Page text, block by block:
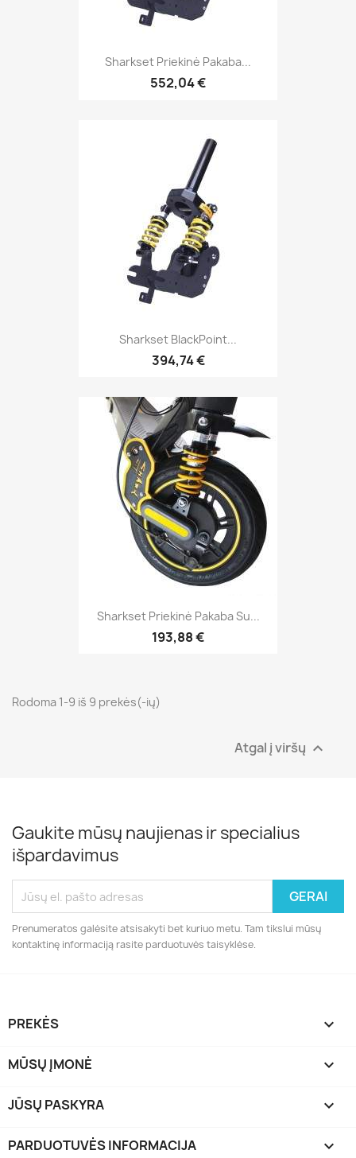
Sharkset Priekinė Pakaba...
552,04 €
Sharkset BlackPoint...
394,74 €
Sharkset Priekinė Pakaba Su...
193,88 €
Rodoma 1-9 iš 9 prekės(-ių)
Atgal į viršų 
Gaukite mūsų naujienas ir specialius
išpardavimus
Prenumeratos galėsite atsisakyti bet kuriuo metu. Tam tikslui mūsų
kontaktinę informaciją rasite parduotuvės taisyklėse.
PREKĖS 
MŪSŲ ĮMONĖ 
JŪSŲ PASKYRA 
PARDUOTUVĖS INFORMACIJA keyboard_arrow_down